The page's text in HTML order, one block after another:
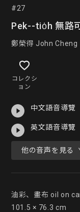
#27
Pek--tio̍h 無路
鄭榮得 John Cheng
コレクシ
ョン
中文語音導覽
英文語音導覽
他の音声を見る
油彩、畫布 oil on
101.5 × 76.3 cm